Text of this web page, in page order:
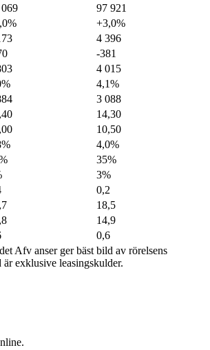
97 921
+3,0%
4 396
-381
4 015
4,1%
3 088
14,30
10,50
4,0%
35%
3%
0,2
18,5
14,9
0,6
Afv anser ger bäst bild av rörelsens
exklusive leasingskulder.